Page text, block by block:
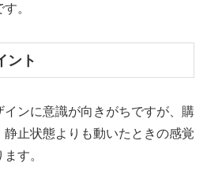
。
ント
ンに意識が向きがちですが、購
止状態よりも動いたときの感覚
す。